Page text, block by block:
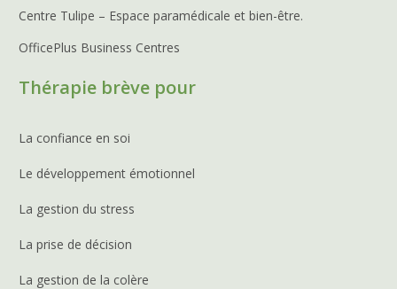
Centre Tulipe – Espace paramédicale et bien-être.
OfficePlus Business Centres
Thérapie brève pour
La confiance en soi
Le développement émotionnel
La gestion du stress
La prise de décision
La gestion de la colère